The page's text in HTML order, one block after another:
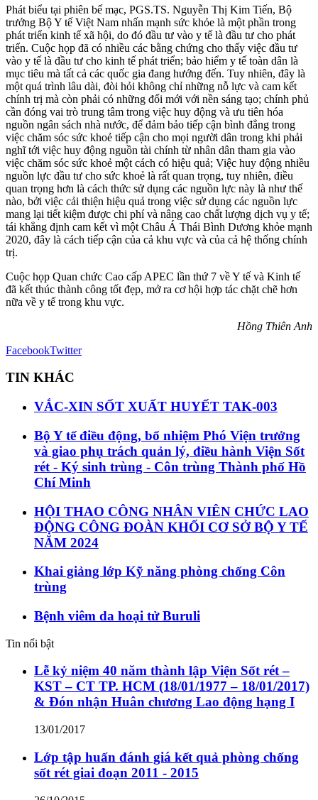
Phát biểu tại phiên bế mạc, PGS.TS. Nguyễn Thị Kim Tiến, Bộ
trưởng Bộ Y tế Việt Nam nhấn mạnh sức khỏe là một phần trong
phát triển kinh tế xã hội, do đó đầu tư vào y tế là đầu tư cho phát
triển. Cuộc họp đã có nhiều các bằng chứng cho thấy việc đầu tư
vào y tế là đầu tư cho kinh tế phát triển; bảo hiểm y tế toàn dân là
mục tiêu mà tất cả các quốc gia đang hướng đến. Tuy nhiên, đây là
một quá trình lâu dài, đòi hỏi không chỉ những nỗ lực và cam kết
chính trị mà còn phải có những đổi mới với nền sáng tạo; chính phủ
cần đóng vai trò trung tâm trong việc huy động và ưu tiên hóa
nguồn ngân sách nhà nước, để đảm bảo tiếp cận bình đẳng trong
việc chăm sóc sức khoẻ tiếp cận cho mọi người dân trong khi phải
nghĩ tới việc huy động nguồn tài chính từ nhân dân tham gia vào
việc chăm sóc sức khoẻ một cách có hiệu quả; Việc huy động nhiều
nguồn lực đầu tư cho sức khoẻ là rất quan trọng, tuy nhiên, điều
quan trọng hơn là cách thức sử dụng các nguồn lực này là như thế
nào, bởi việc cải thiện hiệu quả trong việc sử dụng các nguồn lực
mang lại tiết kiệm được chi phí và nâng cao chất lượng dịch vụ y tế;
tái khẳng định cam kết vì một Châu Á Thái Bình Dương khỏe mạnh
2020, đây là cách tiếp cận của cả khu vực và của cả hệ thống chính
trị.
Cuộc họp Quan chức Cao cấp APEC lần thứ 7 về Y tế và Kinh tế
đã kết thúc thành công tốt đẹp, mở ra cơ hội hợp tác chặt chẽ hơn
nữa về y tế trong khu vực.
Hồng Thiên Anh
FacebookTwitter
TIN KHÁC
VẮC-XIN SỐT XUẤT HUYẾT TAK-003
Bộ Y tế điều động, bổ nhiệm Phó Viện trưởng
và giao phụ trách quản lý, điều hành Viện Sốt
rét - Ký sinh trùng - Côn trùng Thành phố Hồ
Chí Minh
HỘI THAO CÔNG NHÂN VIÊN CHỨC LAO
ĐỘNG CÔNG ĐOÀN KHỐI CƠ SỞ BỘ Y TẾ
NĂM 2024
Khai giảng lớp Kỹ năng phòng chống Côn
trùng
Bệnh viêm da hoại tử Buruli
Tin nổi bật
Lễ kỷ niệm 40 năm thành lập Viện Sốt rét –
KST – CT TP. HCM (18/01/1977 – 18/01/2017)
& Đón nhận Huân chương Lao động hạng I
13/01/2017
Lớp tập huấn đánh giá kết quả phòng chống
sốt rét giai đoạn 2011 - 2015